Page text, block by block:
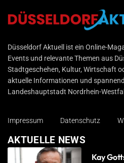
Düsseldorf
Düsseldorf Aktuell ist ein Online-
Events und relevante Themen aus
Stadtgeschehen, Kultur, Wirtschaft
aktuelle Informationen und
Landeshauptstadt Nordrhein-
Impressum Datenschutz
AKTUELLE NEWS
Kay